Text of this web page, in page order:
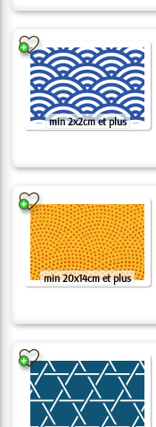
min 2x2cm et plus
min 20x14cm et plus